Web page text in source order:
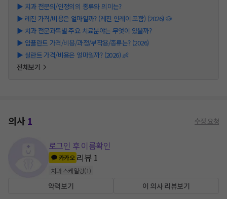
▶ 치과 전문의/인정의의 종류와 의미는?
▶ 레진 가격/비용은 얼마일까? (레진 인레이 포함) (2026) 🐶
▶ 치과 전문과목별 주요 치료분야는 무엇이 있을까?
▶ 임플란트 가격/비용/과정/부작용/종류는? (2026)
▶ 실란트 가격/비용은 얼마일까? (2026) 👶
전체보기
의사1 수정 요청
로그인 후 이름확인
카카오 리뷰 1
치과 스케일링(1)
약력보기 이 의사 리뷰보기